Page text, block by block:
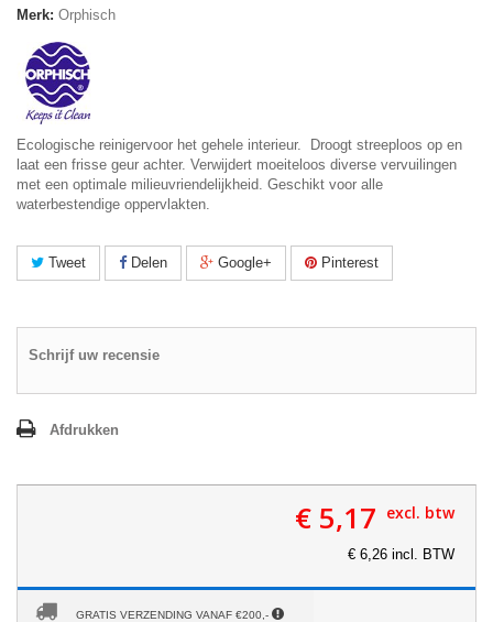
Merk: Orphisch
Ecologische reinigervoor het gehele interieur. Droogt streeploos op en
laat een frisse geur achter. Verwijdert moeiteloos diverse vervuilingen
met een optimale milieuvriendelijkheid. Geschikt voor alle
waterbestendige oppervlakten.
Tweet Delen Google+ Pinterest
Schrijf uw recensie
Afdrukken
€ 5,17 excl. btw
€ 6,26 incl. BTW
GRATIS VERZENDING VANAF €200,-